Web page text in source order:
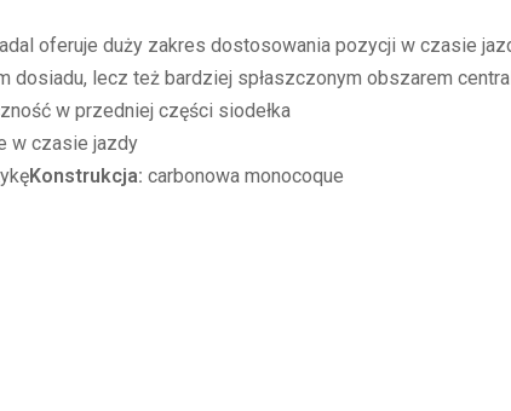
oferuje duży zakres dostosowania pozycji w czasie
dosiadu, lecz też bardziej spłaszczonym obszarem
w przedniej części siodełka
w czasie jazdy
Konstrukcja: carbonowa monocoque